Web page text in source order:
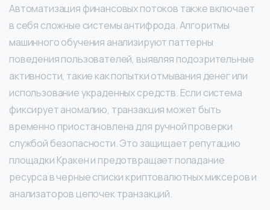
Автоматизация финансовых потоков также включает
в себя сложные системы антифрода. Алгоритмы
машинного обучения анализируют паттерны
поведения пользователей, выявляя подозрительные
активности, такие как попытки отмывания денег или
использование украденных средств. Если система
фиксирует аномалию, транзакция может быть
временно приостановлена для ручной проверки
службой безопасности. Это защищает репутацию
площадки Кракен и предотвращает попадание
ресурса в черные списки криптовалютных миксеров и
анализаторов цепочек транзакций.